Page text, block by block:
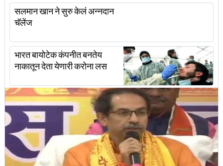
सलमान खान ने सुरु केलं अन्नदान
चॅलेंज
भारत बायोटेक कंपनीत बनतेय
नाकातून देता येणारी करोना लस